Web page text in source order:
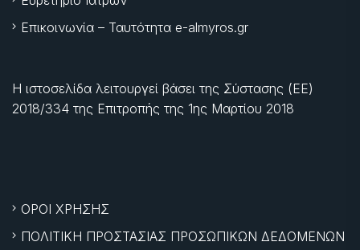
Επικοινωνία – Ταυτότητα e-almyros.gr
Η ιστοσελίδα λειτουργεί βάσει της Σύστασης (ΕΕ)
2018/334 της Επιτροπής της 1ης Μαρτίου 2018
ΟΡΟΙ ΧΡΗΣΗΣ
ΠΟΛΙΤΙΚΗ ΠΡΟΣΤΑΣΙΑΣ ΠΡΟΣΩΠΙΚΩΝ ΔΕΔΟΜΕΝΩΝ